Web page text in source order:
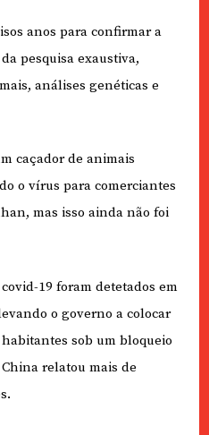
anos para confirmar a
pesquisa exaustiva,
análises genéticas e
caçador de animais
o vírus para comerciantes
mas isso ainda não foi
19 foram detetados em
o governo a colocar
sob um bloqueio
relatou mais de